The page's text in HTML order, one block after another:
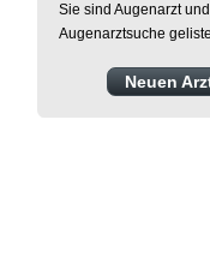
Sie sind Augenarzt
Augenarztsuche
Neuen